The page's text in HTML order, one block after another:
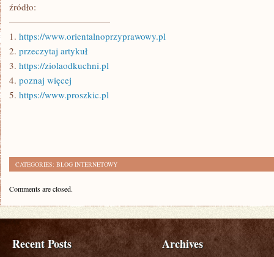
źródło:
———————————
1. https://www.orientalnoprzyprawowy.pl
2. przeczytaj artykuł
3. https://ziolaodkuchni.pl
4. poznaj więcej
5. https://www.proszkic.pl
CATEGORIES: BLOG INTERNETOWY
Comments are closed.
Recent Posts Archives